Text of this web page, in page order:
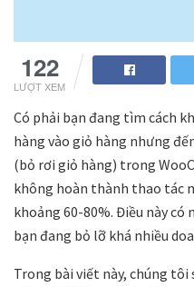
122
LƯỢT XEM
Có phải bạn đang tìm cách
hàng vào giỏ hàng nhưng
(bỏ rơi giỏ hàng) trong
không hoàn thành thao tác
khoảng 60-80%. Điều này có
bạn đang bỏ lỡ khá nhiều
Trong bài viết này, chúng tôi